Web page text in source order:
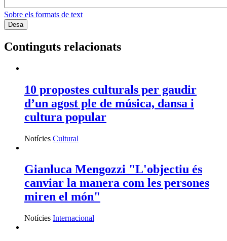
Sobre els formats de text
Continguts relacionats
10 propostes culturals per gaudir
d’un agost ple de música, dansa i
cultura popular
Notícies Cultural
Gianluca Mengozzi "L'objectiu és
canviar la manera com les persones
miren el món"
Notícies Internacional